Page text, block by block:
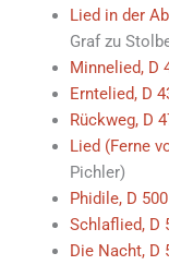
Lied in der
Graf zu
Minnelied, D
Erntelied, D
Rückweg, D
Lied (Ferne
Pichler)
Phidile, D 500
Schlaflied, D
Die Nacht, D